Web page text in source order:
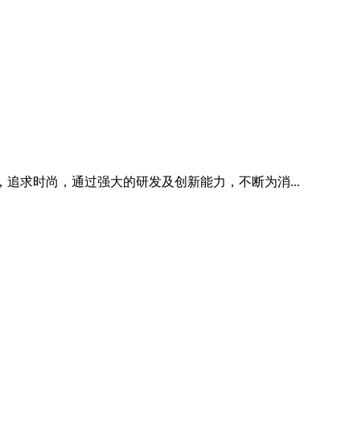
求时尚，通过强大的研发及创新能力，不断为消...